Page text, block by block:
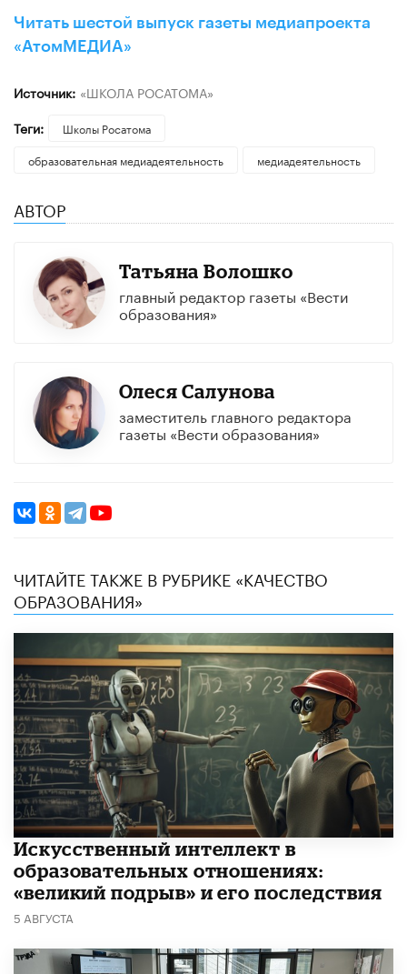
Читать шестой выпуск газеты медиапроекта
«АтомМЕДИА»
Источник: «ШКОЛА РОСАТОМА»
Теги:
Школы Росатома
образовательная медиадеятельность
медиадеятельность
АВТОР
Татьяна Волошко
главный редактор газеты «Вести
образования»
Олеся Салунова
заместитель главного редактора
газеты «Вести образования»
ЧИТАЙТЕ ТАКЖЕ В РУБРИКЕ «КАЧЕСТВО
ОБРАЗОВАНИЯ»
​Искусственный интеллект в
образовательных отношениях:
«великий подрыв» и его последствия
5 АВГУСТА